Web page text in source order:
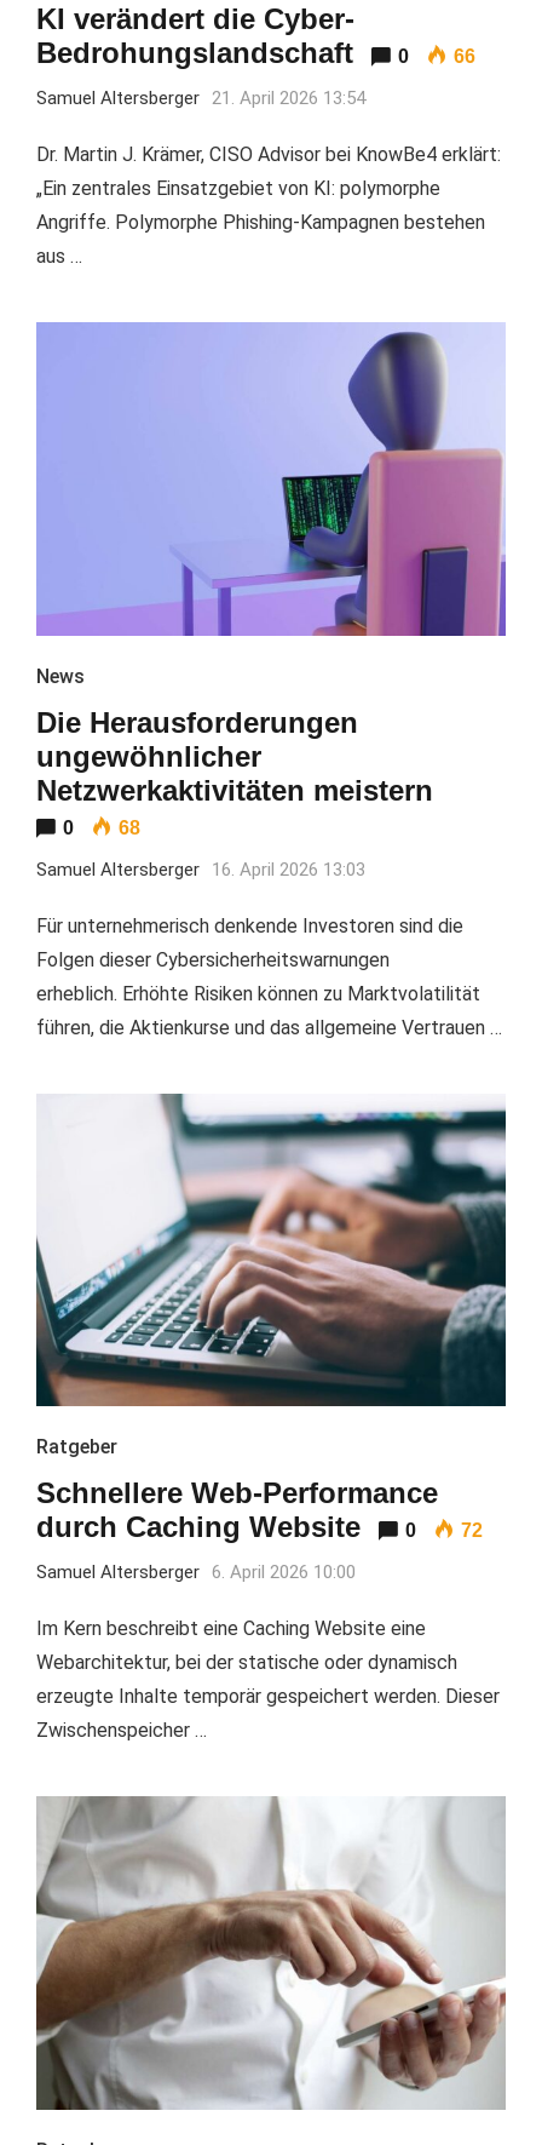
KI verändert die Cyber-
Bedrohungslandschaft
0 66
Samuel Altersberger 21. April 2026 13:54
Dr. Martin J. Krämer, CISO Advisor bei KnowBe4 erklärt:
„Ein zentrales Einsatzgebiet von KI: polymorphe
Angriffe. Polymorphe Phishing-Kampagnen bestehen
aus …
News
Die Herausforderungen
ungewöhnlicher
Netzwerkaktivitäten meistern
0 68
Samuel Altersberger 16. April 2026 13:03
Für unternehmerisch denkende Investoren sind die
Folgen dieser Cybersicherheitswarnungen
erheblich. Erhöhte Risiken können zu Marktvolatilität
führen, die Aktienkurse und das allgemeine Vertrauen …
Ratgeber
Schnellere Web-Performance
durch Caching Website
0 72
Samuel Altersberger 6. April 2026 10:00
Im Kern beschreibt eine Caching Website eine
Webarchitektur, bei der statische oder dynamisch
erzeugte Inhalte temporär gespeichert werden. Dieser
Zwischenspeicher …